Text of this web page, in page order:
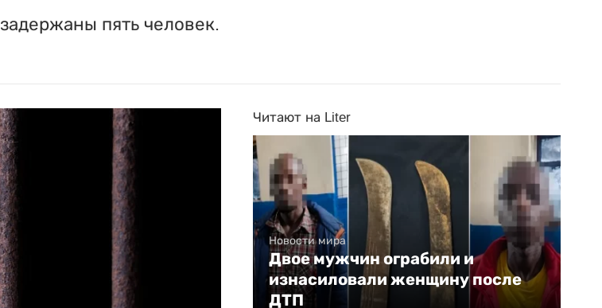
пять человек.
Читают на Liter
Новости мира
Двое мужчин ограбили и
изнасиловали женщину после
ДТП